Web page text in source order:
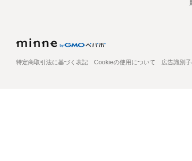
特定商取引法に基づく表記 Cookieの使用について 広告識別